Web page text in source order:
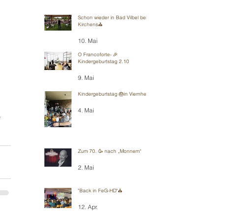
Schon wieder in Bad Vilbel bei
Kirchens⛪️
10. Mai
O Francoforte- 🎉
Kindergeburtstag 2.10
9. Mai
Kindergeburtstag 🎂in Viernheim
4. Mai
Zum 70. 🥳 nach „Monnem“
2. Mai
"Back in FeG-HD"⛪️
12. Apr.